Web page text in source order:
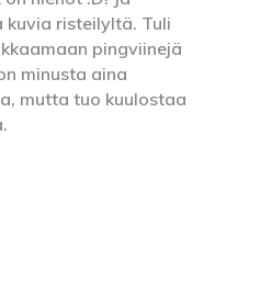
kuvia risteilyltä. Tuli
pingviinejä
minusta aina
mutta tuo kuulostaa